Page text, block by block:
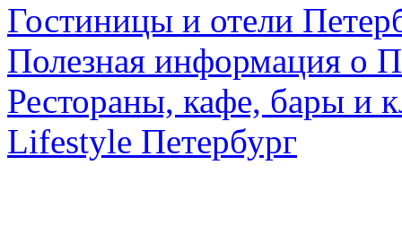
Гостиницы и отели
Полезная информация о
Рестораны, кафе, бары и
Lifestyle Петербург